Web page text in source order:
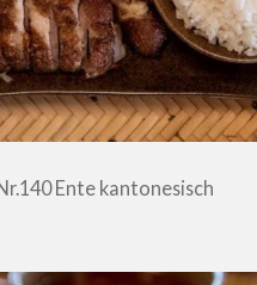
Ente kantonesisch